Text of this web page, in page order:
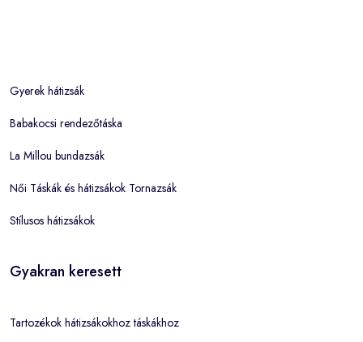
Gyerek hátizsák
Babakocsi rendezőtáska
La Millou bundazsák
Női Táskák és hátizsákok Tornazsák
Stílusos hátizsákok
Gyakran keresett
Tartozékok hátizsákokhoz táskákhoz